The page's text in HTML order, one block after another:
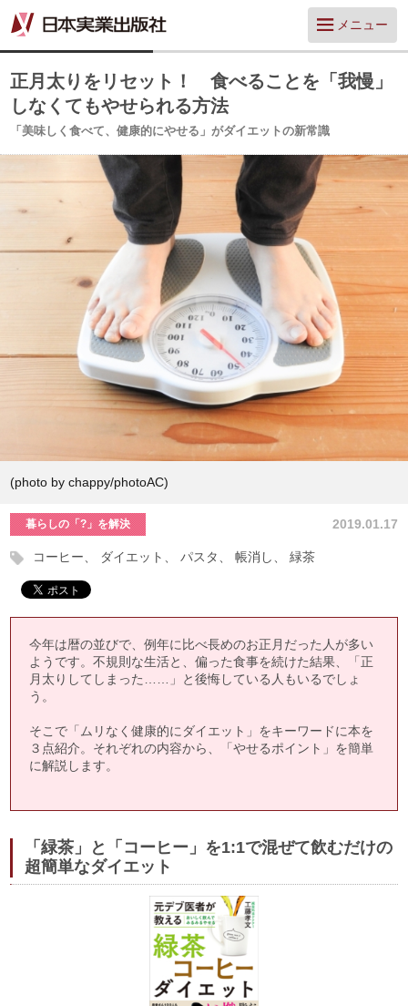
メニュー
正月太りをリセット！ 食べることを「我慢」
しなくてもやせられる方法
「美味しく食べて、健康的にやせる」がダイエットの新常識
(photo by chappy/photoAC)
2019.01.17
暮らしの「?」を解決
コーヒー ダイエット パスタ 帳消し 緑茶
今年は暦の並びで、例年に比べ長めのお正月だった人が多い
ようです。不規則な生活と、偏った食事を続けた結果、「正
月太りしてしまった……」と後悔している人もいるでしょ
う。
そこで「ムリなく健康的にダイエット」をキーワードに本を
３点紹介。それぞれの内容から、「やせるポイント」を簡単
に解説します。
「緑茶」と「コーヒー」を1:1で混ぜて飲むだけの
超簡単なダイエット